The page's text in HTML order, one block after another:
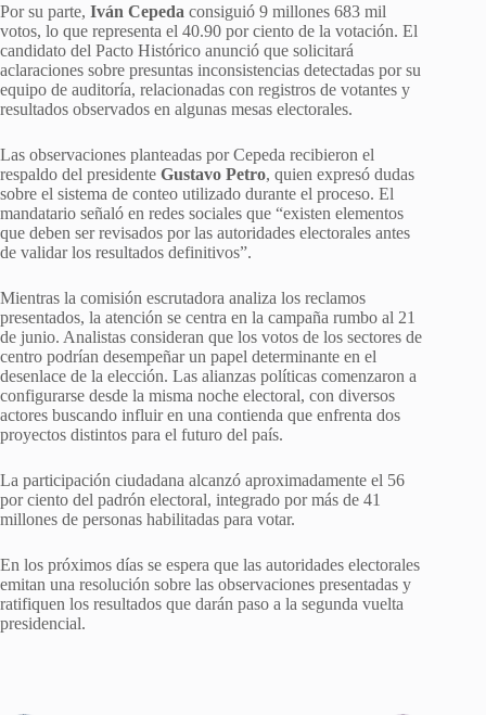
Por su parte, Iván Cepeda consiguió 9 millones 683 mil
votos, lo que representa el 40.90 por ciento de la votación. El
candidato del Pacto Histórico anunció que solicitará
aclaraciones sobre presuntas inconsistencias detectadas por su
equipo de auditoría, relacionadas con registros de votantes y
resultados observados en algunas mesas electorales.
Las observaciones planteadas por Cepeda recibieron el
respaldo del presidente Gustavo Petro, quien expresó dudas
sobre el sistema de conteo utilizado durante el proceso. El
mandatario señaló en redes sociales que “existen elementos
que deben ser revisados por las autoridades electorales antes
de validar los resultados definitivos”.
Mientras la comisión escrutadora analiza los reclamos
presentados, la atención se centra en la campaña rumbo al 21
de junio. Analistas consideran que los votos de los sectores de
centro podrían desempeñar un papel determinante en el
desenlace de la elección. Las alianzas políticas comenzaron a
configurarse desde la misma noche electoral, con diversos
actores buscando influir en una contienda que enfrenta dos
proyectos distintos para el futuro del país.
La participación ciudadana alcanzó aproximadamente el 56
por ciento del padrón electoral, integrado por más de 41
millones de personas habilitadas para votar.
En los próximos días se espera que las autoridades electorales
emitan una resolución sobre las observaciones presentadas y
ratifiquen los resultados que darán paso a la segunda vuelta
presidencial.